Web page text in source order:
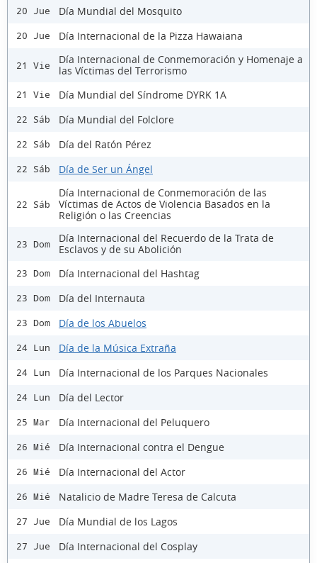
20 Jue Día Mundial del Mosquito
20 Jue Día Internacional de la Pizza Hawaiana
21 Vie
Día Internacional de Conmemoración y Homenaje a
las Víctimas del Terrorismo
21 Vie Día Mundial del Síndrome DYRK 1A
22 Sáb Día Mundial del Folclore
22 Sáb Día del Ratón Pérez
22 Sáb Día de Ser un Ángel
22 Sáb
Día Internacional de Conmemoración de las
Víctimas de Actos de Violencia Basados en la
Religión o las Creencias
23 Dom
Día Internacional del Recuerdo de la Trata de
Esclavos y de su Abolición
23 Dom Día Internacional del Hashtag
23 Dom Día del Internauta
23 Dom Día de los Abuelos
24 Lun Día de la Música Extraña
24 Lun Día Internacional de los Parques Nacionales
24 Lun Día del Lector
25 Mar Día Internacional del Peluquero
26 Mié Día Internacional contra el Dengue
26 Mié Día Internacional del Actor
26 Mié Natalicio de Madre Teresa de Calcuta
27 Jue Día Mundial de los Lagos
27 Jue Día Internacional del Cosplay